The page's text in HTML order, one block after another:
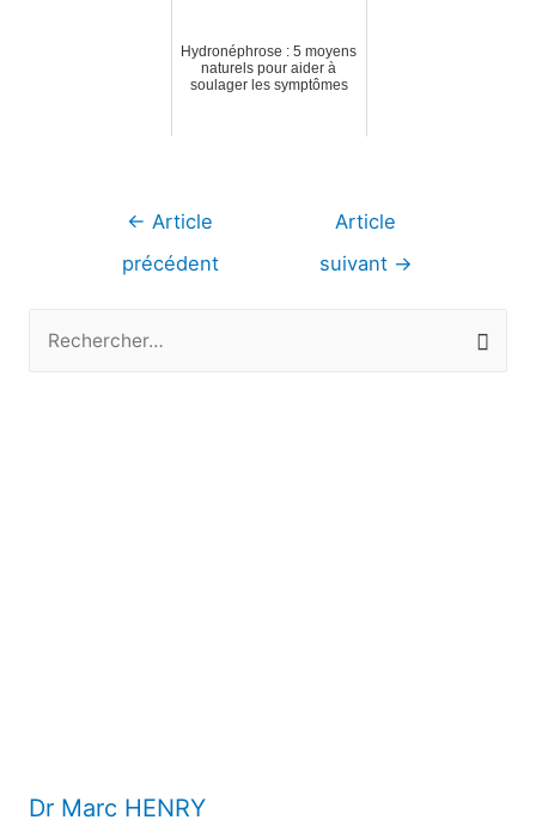
Hydronéphrose : 5 moyens
naturels pour aider à
soulager les symptômes
Navigation
← Article
précédent
Article
suivant →
Dr Marc HENRY